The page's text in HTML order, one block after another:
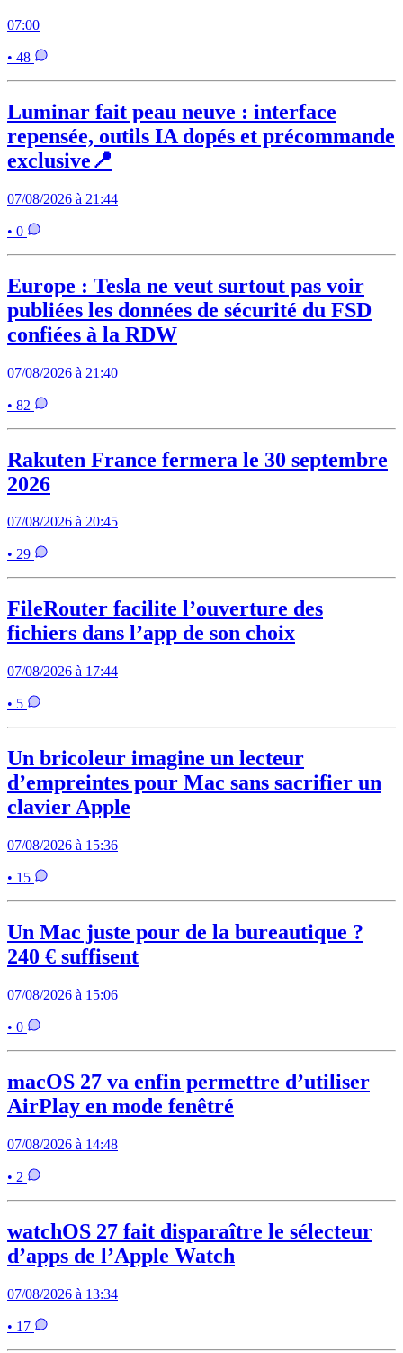
07:00
• 48
Luminar fait peau neuve : interface
repensée, outils IA dopés et précommande
exclusive📍
07/08/2026 à 21:44
• 0
Europe : Tesla ne veut surtout pas voir
publiées les données de sécurité du FSD
confiées à la RDW
07/08/2026 à 21:40
• 82
Rakuten France fermera le 30 septembre
2026
07/08/2026 à 20:45
• 29
FileRouter facilite l’ouverture des
fichiers dans l’app de son choix
07/08/2026 à 17:44
• 5
Un bricoleur imagine un lecteur
d’empreintes pour Mac sans sacrifier un
clavier Apple
07/08/2026 à 15:36
• 15
Un Mac juste pour de la bureautique ?
240 € suffisent
07/08/2026 à 15:06
• 0
macOS 27 va enfin permettre d’utiliser
AirPlay en mode fenêtré
07/08/2026 à 14:48
• 2
watchOS 27 fait disparaître le sélecteur
d’apps de l’Apple Watch
07/08/2026 à 13:34
• 17